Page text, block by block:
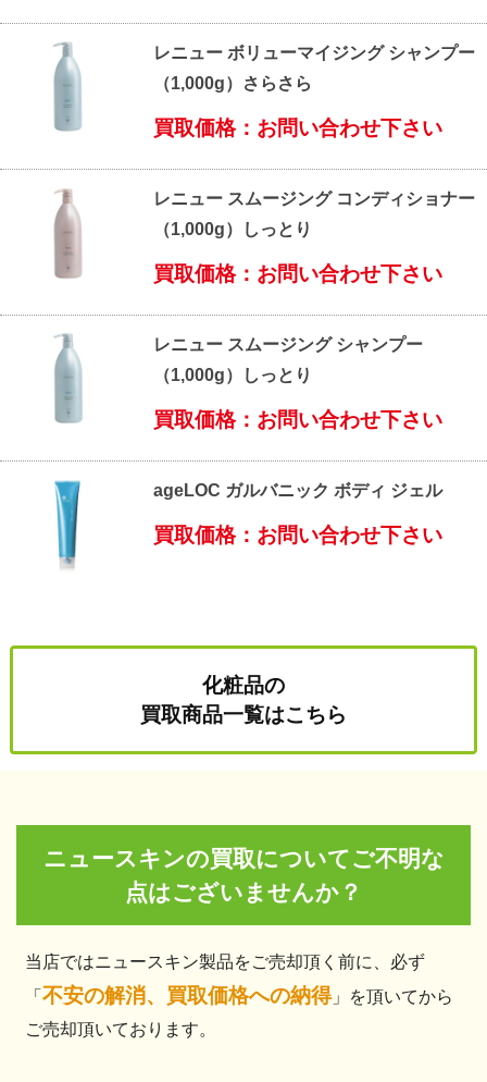
レニュー ボリューマイジング シャンプー
（1,000g）さらさら
買取価格：お問い合わせ下さい
レニュー スムージング コンディショナー
（1,000g）しっとり
買取価格：お問い合わせ下さい
レニュー スムージング シャンプー
（1,000g）しっとり
買取価格：お問い合わせ下さい
ageLOC ガルバニック ボディ ジェル
買取価格：お問い合わせ下さい
化粧品の
買取商品一覧はこちら
ニュースキンの買取についてご不明な
点はございませんか？
当店ではニュースキン製品をご売却頂く前に、必ず
「不安の解消、買取価格への納得」を頂いてから
ご売却頂いております。